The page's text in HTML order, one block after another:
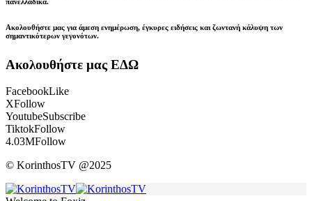
Ακολουθήστε μας για άμεση ενημέρωση, έγκυρες ειδήσεις και ζωντανή κάλυψη των
σημαντικότερων γεγονότων.
Ακολουθήστε μας ΕΔΩ
FacebookLike
XFollow
YoutubeSubscribe
TiktokFollow
4.03MFollow
© KorinthosTV @2025